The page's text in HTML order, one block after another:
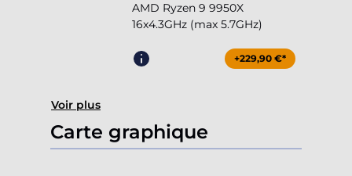
AMD Ryzen 9 9950X
16x4.3GHz (max 5.7GHz)
+229,90 €*
Voir plus
Carte graphique